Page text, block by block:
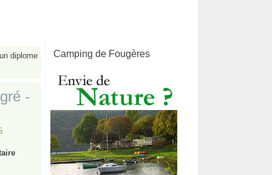
diplome
-
Camping de Fougères